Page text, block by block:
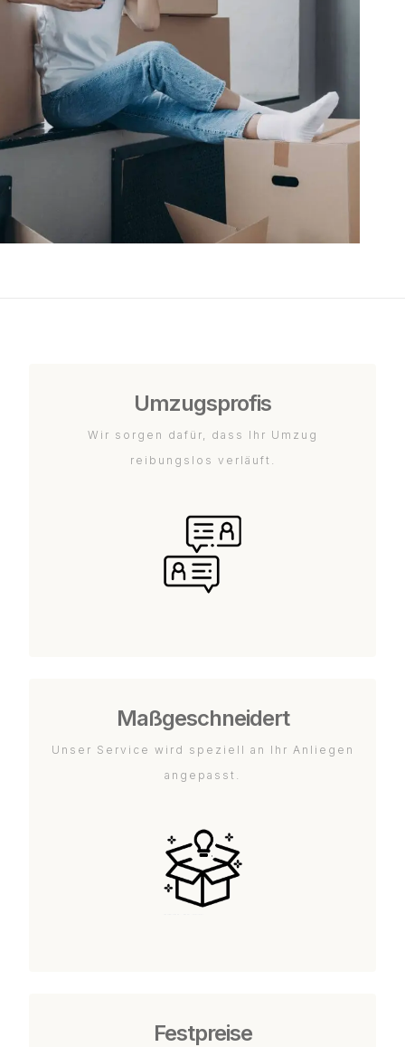
Umzugsprofis
Wir sorgen dafür, dass Ihr Umzug
reibungslos verläuft.
Maßgeschneidert
Unser Service wird speziell an Ihr Anliegen
angepasst.
Festpreise